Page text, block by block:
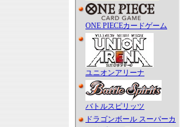
ONE PIECEカードゲーム
ユニオンアリーナ
バトルスピリッツ
ドラゴンボール スーパーカ